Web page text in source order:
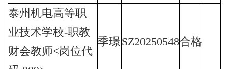
泰州机电高等职
业技术学校-职教
财会教师<岗位代
季璟SZ20250548合格